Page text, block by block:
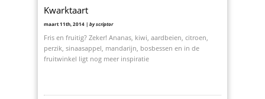
Kwarktaart
maart 11th, 2014 | by scriptor
Fris en fruitig? Zeker! Ananas, kiwi, aardbeien, citroen,
perzik, sinaasappel, mandarijn, bosbessen en in de
fruitwinkel ligt nog meer inspiratie